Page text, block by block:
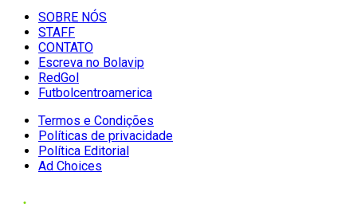
SOBRE NÓS
STAFF
CONTATO
Escreva no Bolavip
RedGol
Futbolcentroamerica
Termos e Condições
Políticas de privacidade
Política Editorial
Ad Choices